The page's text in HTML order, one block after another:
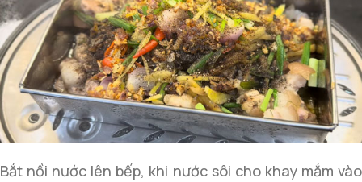
Bắt nồi nước lên bếp, khi nước sôi cho khay mắm vào